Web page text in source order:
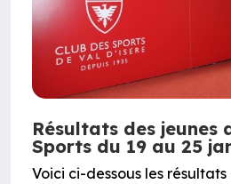
Résultats des jeunes
Sports du 19 au 25
Voici ci-dessous les